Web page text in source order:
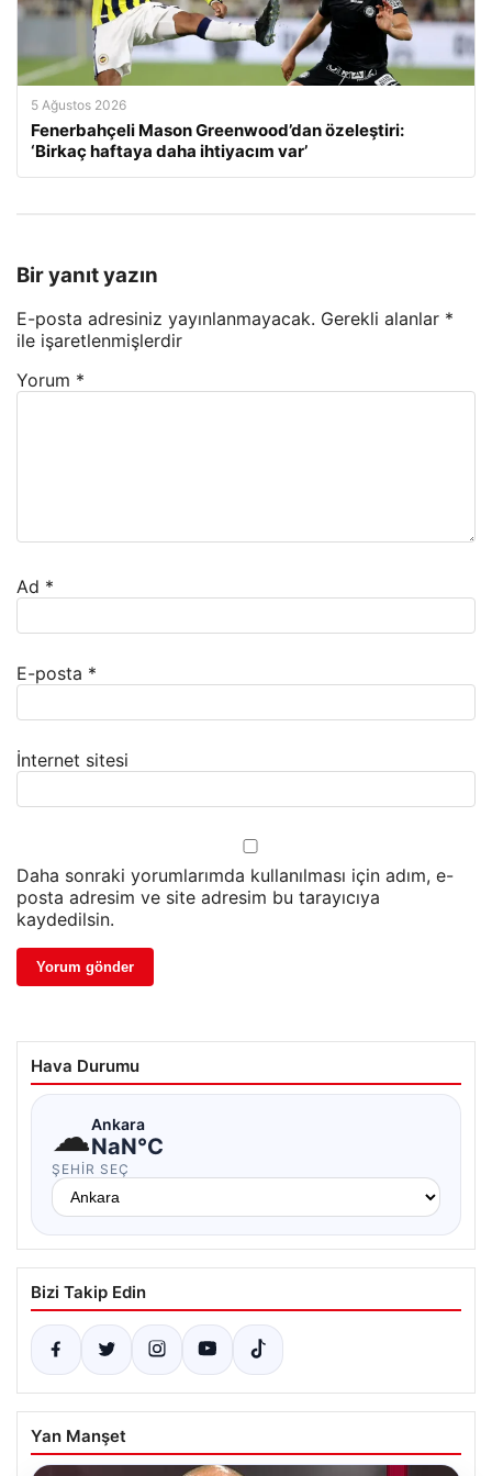
5 Ağustos 2026
Fenerbahçeli Mason Greenwood’dan özeleştiri:
‘Birkaç haftaya daha ihtiyacım var’
Bir yanıt yazın
E-posta adresiniz yayınlanmayacak. Gerekli alanlar *
ile işaretlenmişlerdir
Yorum *
Ad *
E-posta *
İnternet sitesi
Daha sonraki yorumlarımda kullanılması için adım, e-
posta adresim ve site adresim bu tarayıcıya
kaydedilsin.
Hava Durumu
☁Ankara
NaN°C
ŞEHIR SEÇ
Bizi Takip Edin
Yan Manşet